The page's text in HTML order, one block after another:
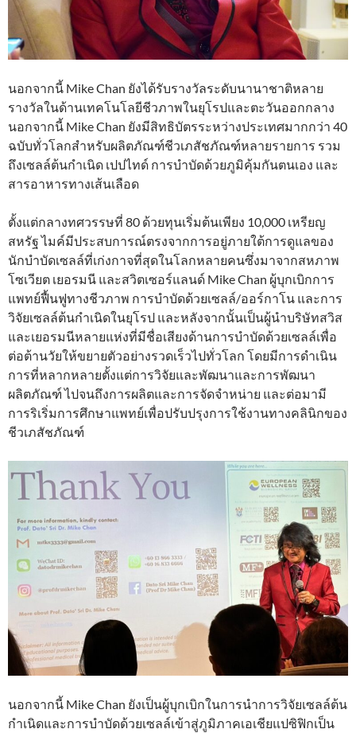
นอกจากนี้ Mike Chan ยังได้รับรางวัลระดับนานาชาติหลาย
รางวัลในด้านเทคโนโลยีชีวภาพในยุโรปและตะวันออกกลาง
นอกจากนี้ Mike Chan ยังมีสิทธิบัตรระหว่างประเทศมากกว่า 40
ฉบับทั่วโลกสำหรับผลิตภัณฑ์ชีวเภสัชภัณฑ์หลายรายการ รวม
ถึงเซลล์ต้นกำเนิด เปปไทด์ การบำบัดด้วยภูมิคุ้มกันตนเอง และ
สารอาหารทางเส้นเลือด
ตั้งแต่กลางทศวรรษที่ 80 ด้วยทุนเริ่มต้นเพียง 10,000 เหรียญ
สหรัฐ ไมค์มีประสบการณ์ตรงจากการอยู่ภายใต้การดูแลของ
นักบำบัดเซลล์ที่เก่งกาจที่สุดในโลกหลายคนซึ่งมาจากสหภาพ
โซเวียต เยอรมนี และสวิตเซอร์แลนด์ Mike Chan ผู้บุกเบิกการ
แพทย์ฟื้นฟูทางชีวภาพ การบำบัดด้วยเซลล์/ออร์กาโน และการ
วิจัยเซลล์ต้นกำเนิดในยุโรป และหลังจากนั้นเป็นผู้นำบริษัทสวิส
และเยอรมนีหลายแห่งที่มีชื่อเสียงด้านการบำบัดด้วยเซลล์เพื่อ
ต่อต้านวัยให้ขยายตัวอย่างรวดเร็วไปทั่วโลก โดยมีการดำเนิน
การที่หลากหลายตั้งแต่การวิจัยและพัฒนาและการพัฒนา
ผลิตภัณฑ์ ไปจนถึงการผลิตและการจัดจำหน่าย และต่อมามี
การริเริ่มการศึกษาแพทย์เพื่อปรับปรุงการใช้งานทางคลินิกของ
ชีวเภสัชภัณฑ์
นอกจากนี้ Mike Chan ยังเป็นผู้บุกเบิกในการนำการวิจัยเซลล์ต้น
กำเนิดและการบำบัดด้วยเซลล์เข้าสู่ภูมิภาคเอเชียแปซิฟิกเป็น